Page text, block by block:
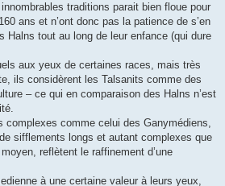
traditions parait bien floue pour
ans et n’ont donc pas la patience de s’en
Halns tout au long de leur enfance (qui dure
aux yeux de certaines races, mais très
ils considèrent les Talsanits comme des
– ce qui en comparaison des Halns n’est
complexes comme celui des Ganymédiens,
sifflements longs et autant complexes que
reflètent le raffinement d’une
à une certaine valeur à leurs yeux,